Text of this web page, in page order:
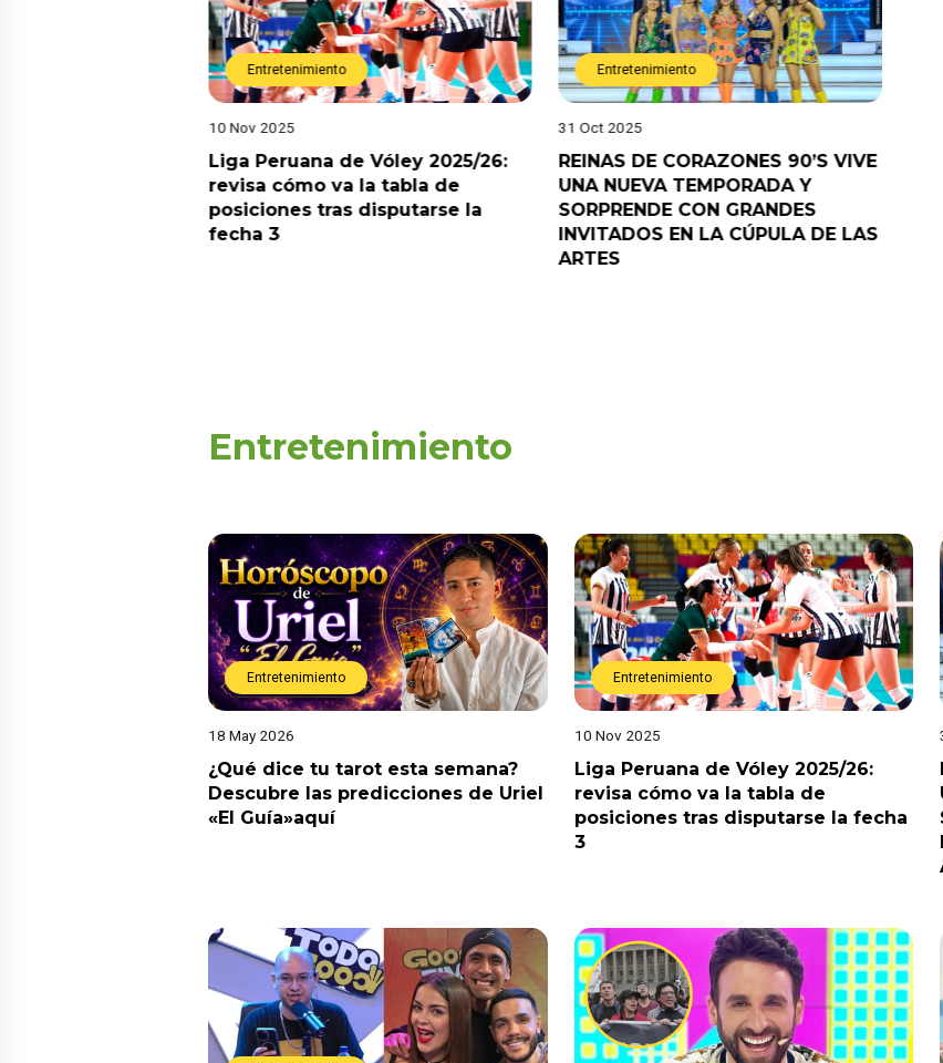
Entretenimiento
10 Nov 2025
Liga Peruana de Vóley 2025/26:
revisa cómo va la tabla de
posiciones tras disputarse la
fecha 3
Entretenimiento
31 Oct 2025
REINAS DE CORAZONES 90’S VIVE
UNA NUEVA TEMPORADA Y
SORPRENDE CON GRANDES
INVITADOS EN LA CÚPULA DE LAS
ARTES
Entretenimiento
Entretenimiento
18 May 2026
¿Qué dice tu tarot esta semana?
Descubre las predicciones de Uriel
«El Guía»aquí
Entretenimiento
10 Nov 2025
Liga Peruana de Vóley 2025/26:
revisa cómo va la tabla de
posiciones tras disputarse la fecha
3